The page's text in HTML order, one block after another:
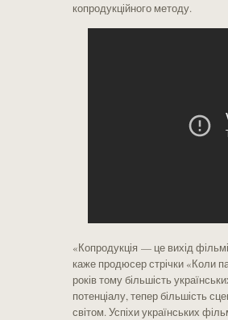
копродукційного методу.
«Копродукція — це вихід
каже продюсер стрічки «Коли
років тому більшість
потенціалу, тепер більшість
світом. Успіхи українських